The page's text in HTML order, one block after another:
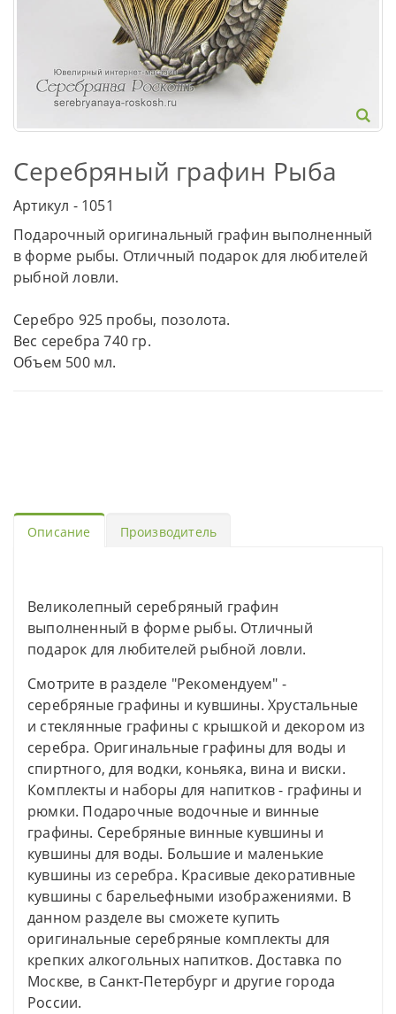
Серебряный графин Рыба
Артикул - 1051
Подарочный оригинальный графин выполненный
в форме рыбы. Отличный подарок для любителей
рыбной ловли.
Серебро 925 пробы, позолота.
Вес серебра 740 гр.
Объем 500 мл.
Описание Производитель
Великолепный серебряный графин
выполненный в форме рыбы. Отличный
подарок для любителей рыбной ловли.
Смотрите в разделе "Рекомендуем" -
серебряные графины и кувшины. Хрустальные
и стеклянные графины с крышкой и декором из
серебра. Оригинальные графины для воды и
спиртного, для водки, коньяка, вина и виски.
Комплекты и наборы для напитков - графины и
рюмки. Подарочные водочные и винные
графины. Серебряные винные кувшины и
кувшины для воды. Большие и маленькие
кувшины из серебра. Красивые декоративные
кувшины с барельефными изображениями. В
данном разделе вы сможете купить
оригинальные серебряные комплекты для
крепких алкогольных напитков. Доставка по
Москве, в Санкт-Петербург и другие города
России.